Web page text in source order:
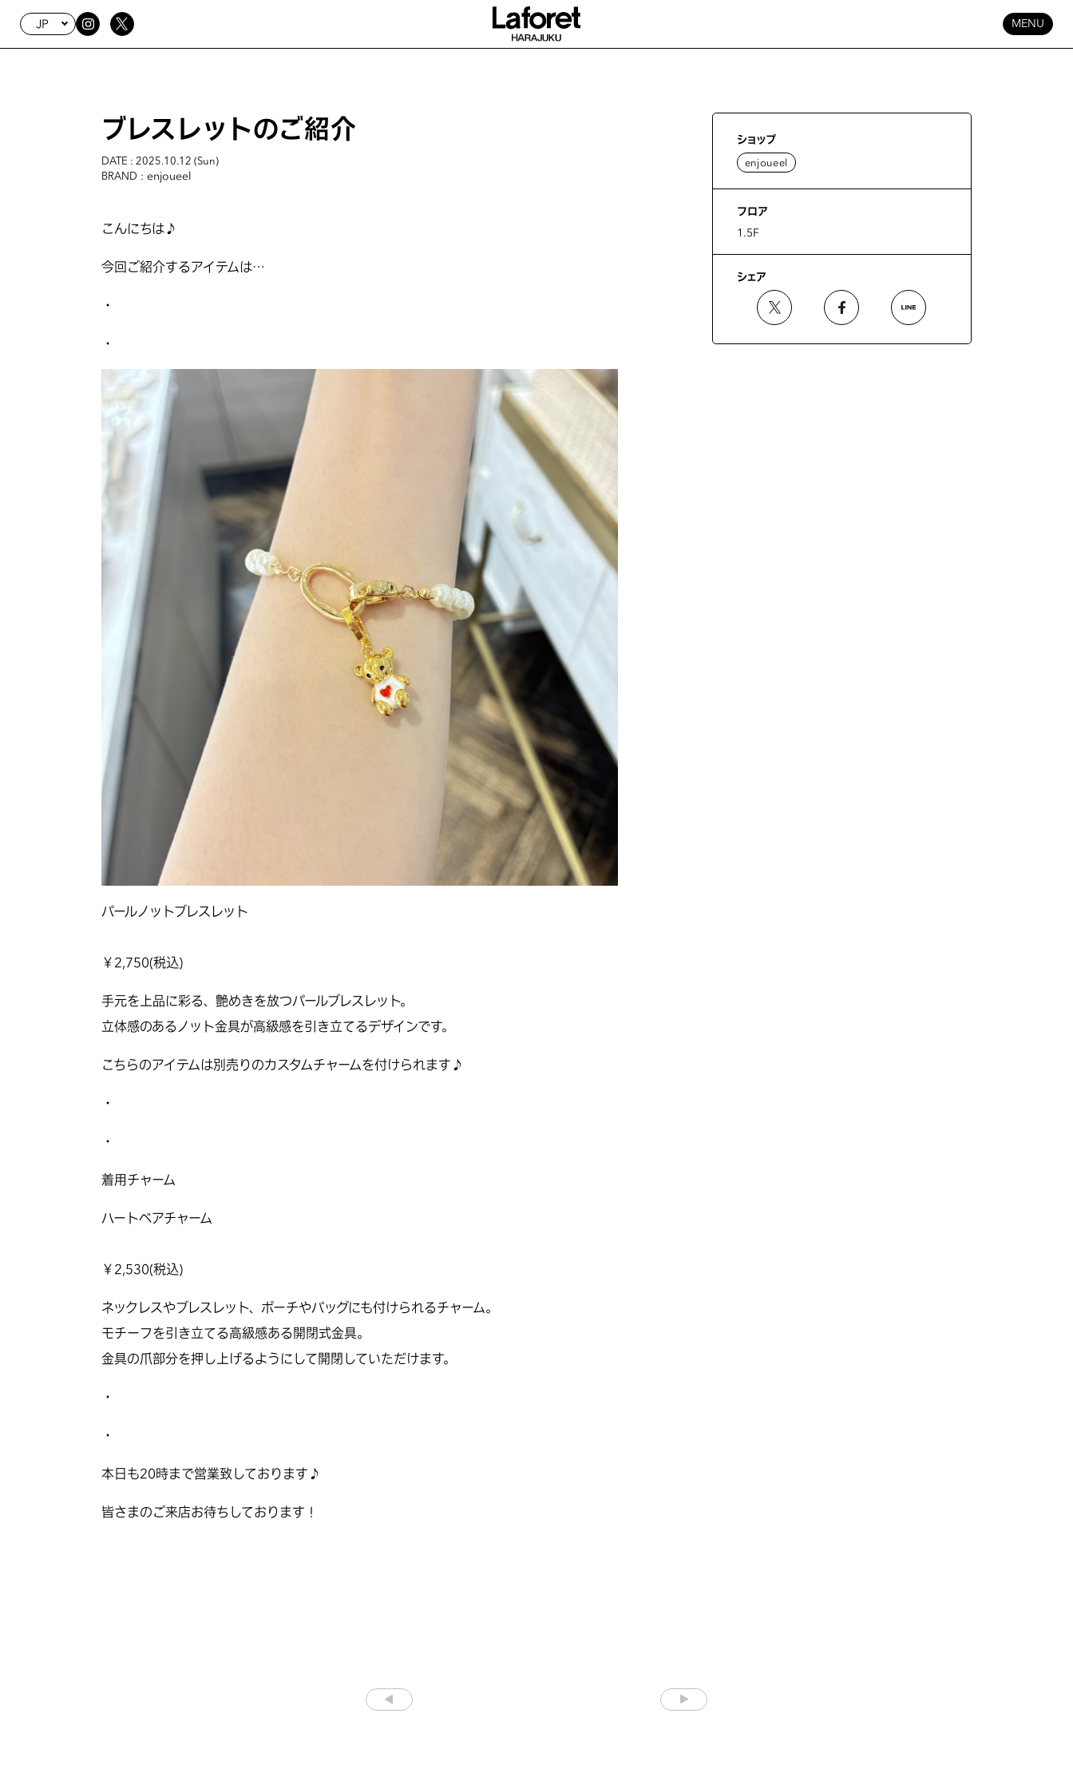
JP MENU
ブレスレットのご紹介
DATE : 2025.10.12 (Sun)
BRAND : enjoueel
こんにちは♪
今回ご紹介するアイテムは…
・
・
パールノットブレスレット
￥2,750(税込)
手元を上品に彩る、艶めきを放つパールブレスレット。
立体感のあるノット金具が高級感を引き立てるデザインです。
こちらのアイテムは別売りのカスタムチャームを付けられます♪
・
・
着用チャーム
ハートベアチャーム
￥2,530(税込)
ネックレスやブレスレット、ポーチやバッグにも付けられるチャーム。
モチーフを引き立てる高級感ある開閉式金具。
金具の爪部分を押し上げるようにして開閉していただけます。
・
・
本日も20時まで営業致しております♪
皆さまのご来店お待ちしております！
ショップ
enjoueel
フロア
1.5F
シェア